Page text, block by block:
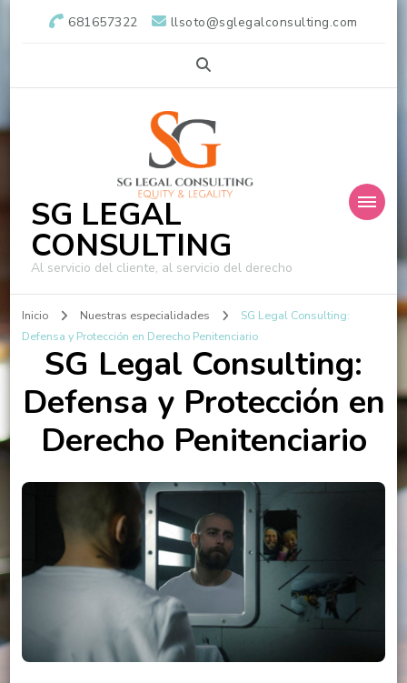
681657322 llsoto@sglegalconsulting.com
SG LEGAL
CONSULTING
Al servicio del cliente, al servicio del derecho
Inicio Nuestras especialidades
SG Legal Consulting:
Defensa y Protección en Derecho Penitenciario
SG Legal Consulting:
Defensa y Protección en
Derecho Penitenciario